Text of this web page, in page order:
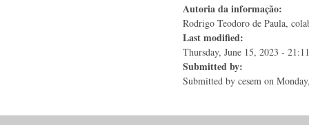
Autoria da informação:
Rodrigo Teodoro de Paula,
Last modified:
Thursday, June 15, 2023 - 21:11
Submitted by:
Submitted by cesem on